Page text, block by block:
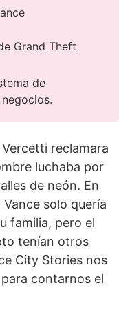
Grand Theft
de
reclamara
luchaba por
de neón. En
solo quería
familia, pero el
tenían otros
City Stories nos
contarnos el